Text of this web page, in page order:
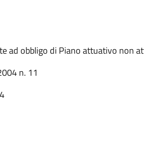
ad obbligo di Piano attuativo non
n. 11